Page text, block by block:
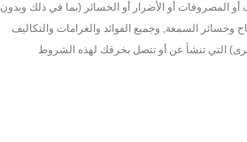
أو المصروفات أو الأضرار أو الخسائر (بما في ذلك وبدون
وخسائر السمعة, وجميع الفوائد والغرامات والتكاليف
التي تنشأ عن أو تتصل بخرقك لهذه الشروط